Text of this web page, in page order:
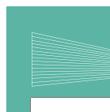
contenu
Rechercher